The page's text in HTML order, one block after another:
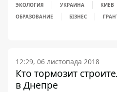
ЭКОЛОГИЯ УКРАИНА КИЕВ
ОБРАЗОВАНИЕ
БІЗНЕС
12:29, 06 листопада 2018
Кто тормозит
в Днепре